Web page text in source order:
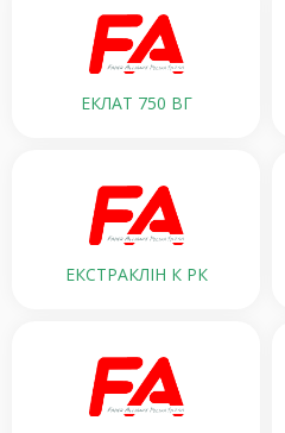
ЕКЛАТ 750 ВГ
ЕКСТРАКЛІН К РК